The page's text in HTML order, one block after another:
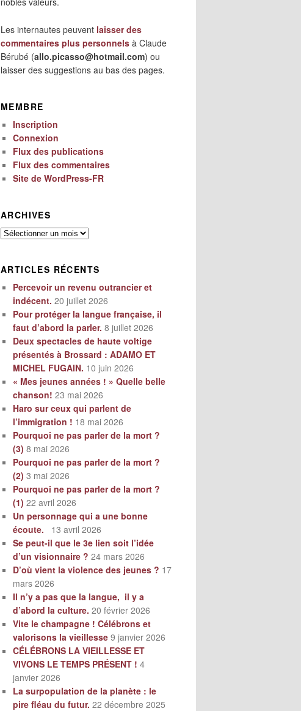
Les internautes peuvent laisser des
commentaires plus personnels à Claude
Bérubé (allo.picasso@hotmail.com) ou
laisser des suggestions au bas des pages.
MEMBRE
Inscription
Connexion
Flux des publications
Flux des commentaires
Site de WordPress-FR
ARCHIVES
Archives
ARTICLES RÉCENTS
Percevoir un revenu outrancier et
indécent. 20 juillet 2026
Pour protéger la langue française, il
faut d’abord la parler. 8 juillet 2026
Deux spectacles de haute voltige
présentés à Brossard : ADAMO ET
MICHEL FUGAIN. 10 juin 2026
« Mes jeunes années ! » Quelle belle
chanson! 23 mai 2026
Haro sur ceux qui parlent de
l’immigration ! 18 mai 2026
Pourquoi ne pas parler de la mort ?
(3) 8 mai 2026
Pourquoi ne pas parler de la mort ?
(2) 3 mai 2026
Pourquoi ne pas parler de la mort ?
(1) 22 avril 2026
Un personnage qui a une bonne
écoute.
13 avril 2026
Se peut-il que le 3e lien soit l’idée
d’un visionnaire ? 24 mars 2026
D’où vient la violence des jeunes ? 17
mars 2026
Il n’y a pas que la langue, il y a
d’abord la culture. 20 février 2026
Vite le champagne ! Célébrons et
valorisons la vieillesse 9 janvier 2026
CÉLÉBRONS LA VIEILLESSE ET
VIVONS LE TEMPS PRÉSENT ! 4
janvier 2026
La surpopulation de la planète : le
pire fléau du futur. 22 décembre 2025